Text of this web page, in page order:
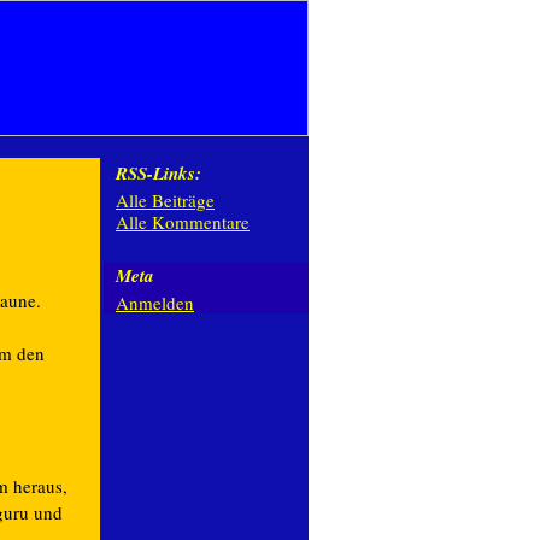
den
heraus,
und
RSS-Links:
Alle Beiträge
Alle Kommentare
Meta
Anmelden